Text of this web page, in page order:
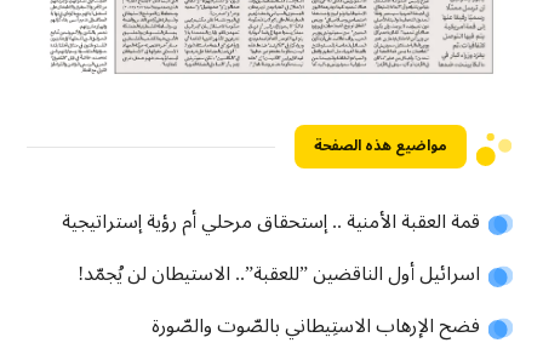
مواضيع هذه الصفحة
قمة العقبة الأمنية .. إستحقاق مرحلي أم رؤية إستراتيجية
اسرائيل أول الناقضين ”للعقبة”.. الاستيطان لن يُجمّد!
فضح الإرهاب الاستِيطاني بالصّوت والصّورة